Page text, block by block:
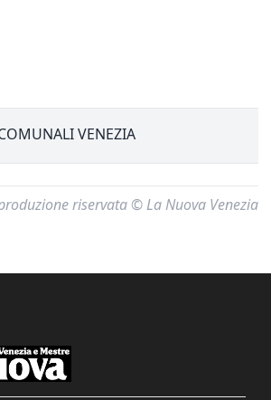
VENEZIA
riservata © La Nuova Venezia